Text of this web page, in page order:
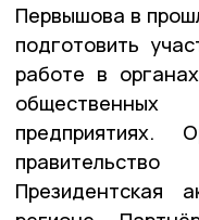
Первышова в
подготовить
работе в
предприятиях.